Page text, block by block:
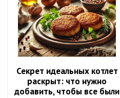
Секрет идеальных котлет
раскрыт: что нужно
добавить, чтобы все были